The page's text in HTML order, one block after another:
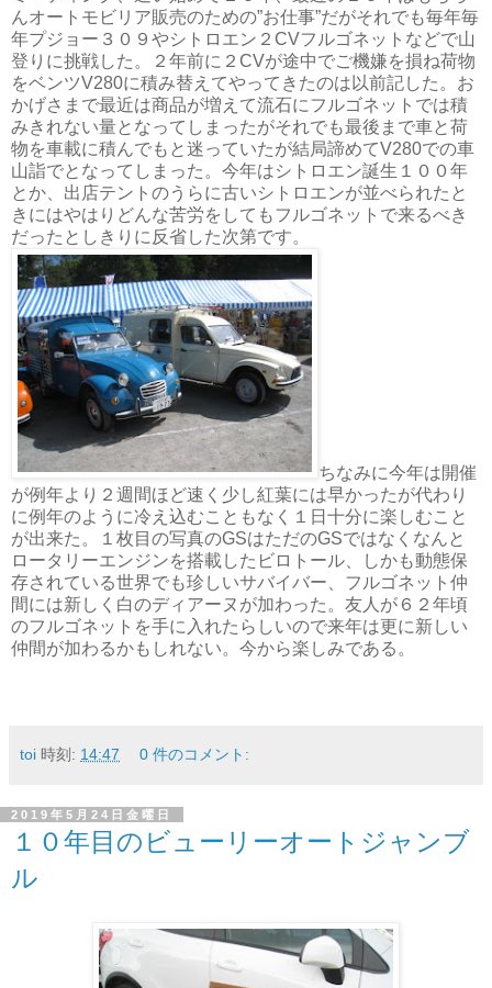
んオートモビリア販売のための”お仕事”だがそれでも毎年毎
年プジョー３０９やシトロエン２CVフルゴネットなどで山
登りに挑戦した。２年前に２CVが途中でご機嫌を損ね荷物
をベンツV280に積み替えてやってきたのは以前記した。お
かげさまで最近は商品が増えて流石にフルゴネットでは積
みきれない量となってしまったがそれでも最後まで車と荷
物を車載に積んでもと迷っていたが結局諦めてV280での車
山詣でとなってしまった。今年はシトロエン誕生１００年
とか、出店テントのうらに古いシトロエンが並べられたと
きにはやはりどんな苦労をしてもフルゴネットで来るべき
だったとしきりに反省した次第です。
ちなみに今年は開催
が例年より２週間ほど速く少し紅葉には早かったが代わり
に例年のように冷え込むこともなく１日十分に楽しむこと
が出来た。１枚目の写真のGSはただのGSではなくなんと
ロータリーエンジンを搭載したビロトール、しかも動態保
存されている世界でも珍しいサバイバー、フルゴネット仲
間には新しく白のディアーヌが加わった。友人が６２年頃
のフルゴネットを手に入れたらしいので来年は更に新しい
仲間が加わるかもしれない。今から楽しみである。
toi 時刻: 14:47 0 件のコメント:
2019年5月24日金曜日
１０年目のビューリーオートジャンブ
ル